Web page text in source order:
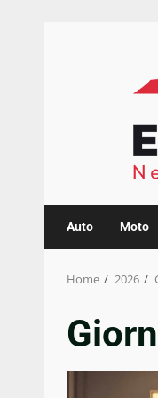
Auto Moto
Home 2026